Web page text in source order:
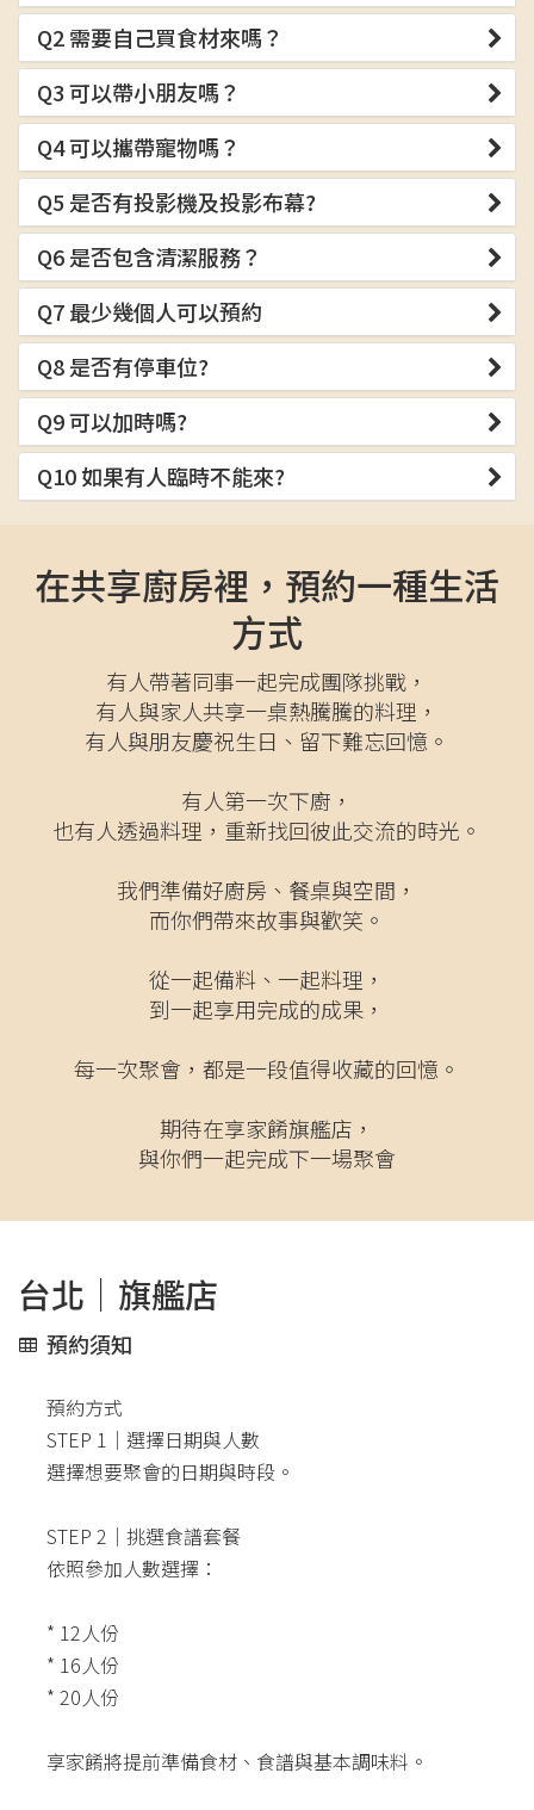
Q2 需要自己買食材來嗎？
Q3 可以帶小朋友嗎？
Q4 可以攜帶寵物嗎？
Q5 是否有投影機及投影布幕?
Q6 是否包含清潔服務？
Q7 最少幾個人可以預約
Q8 是否有停車位?
Q9 可以加時嗎?
Q10 如果有人臨時不能來?
在共享廚房裡，預約一種生活
方式
有人帶著同事一起完成團隊挑戰，
有人與家人共享一桌熱騰騰的料理，
有人與朋友慶祝生日、留下難忘回憶。
有人第一次下廚，
也有人透過料理，重新找回彼此交流的時光。
我們準備好廚房、餐桌與空間，
而你們帶來故事與歡笑。
從一起備料、一起料理，
到一起享用完成的成果，
每一次聚會，都是一段值得收藏的回憶。
期待在享家餚旗艦店，
與你們一起完成下一場聚會
台北｜旗艦店
預約須知
預約方式
STEP 1｜選擇日期與人數
選擇想要聚會的日期與時段。
STEP 2｜挑選食譜套餐
依照參加人數選擇：
* 12人份
* 16人份
* 20人份
享家餚將提前準備食材、食譜與基本調味料。